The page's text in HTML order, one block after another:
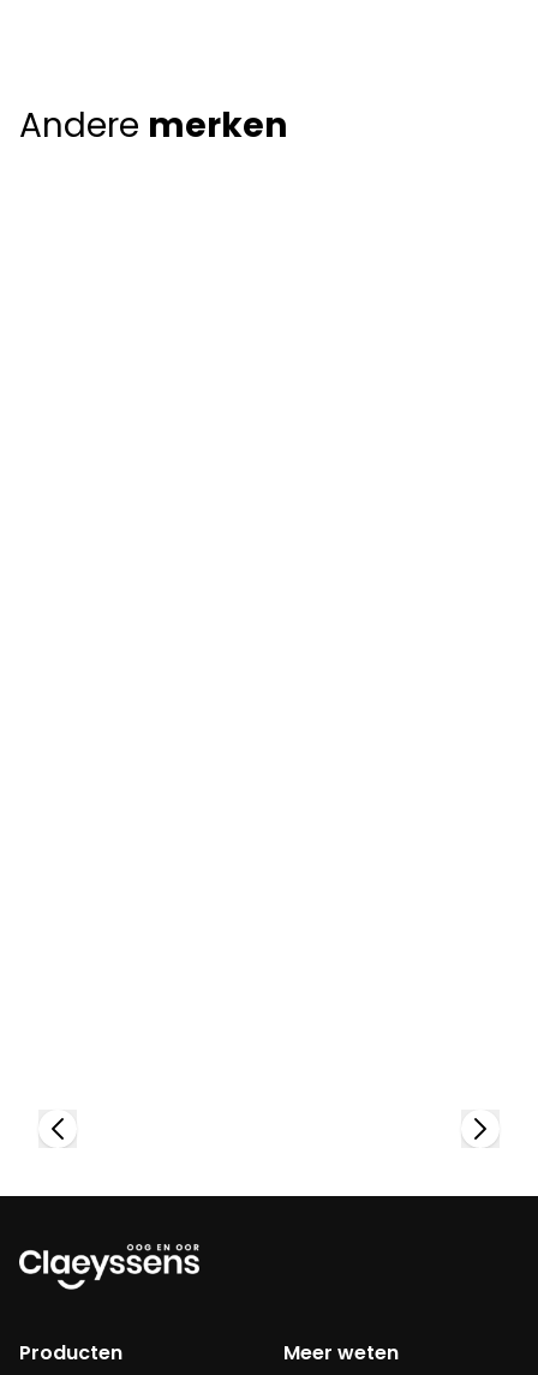
Andere merken
Producten
Meer weten